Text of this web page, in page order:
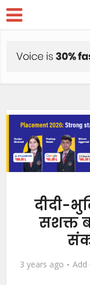
दीदी-
सशक्त
3 years ago Add